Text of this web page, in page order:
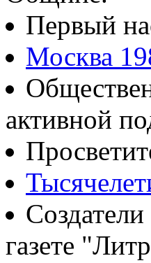
Первый
Москва
активной
газете